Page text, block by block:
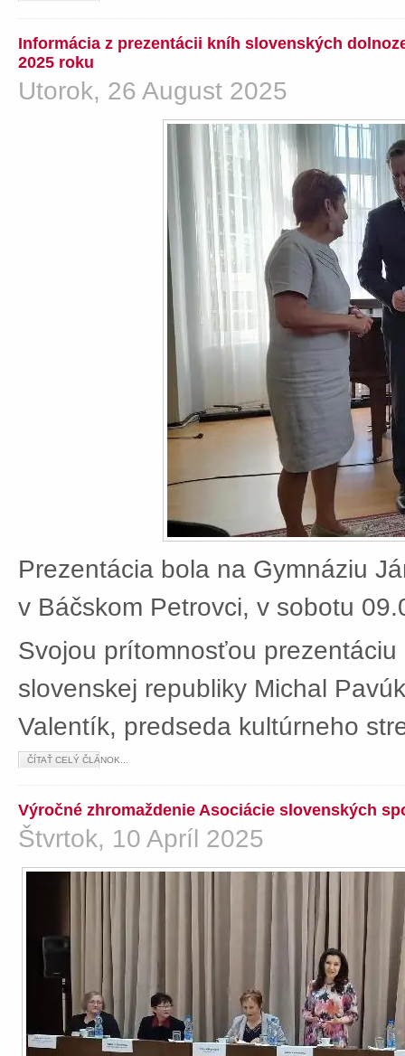
Informácia z prezentácii kníh slovenských
2025 roku
Utorok, 26 August 2025
Prezentácia bola na Gymnáziu
v Báčskom Petrovci, v sobotu
Svojou prítomnosťou
slovenskej republiky Michal
Valentík, predseda kultúrneho
ČÍTAŤ CELÝ ČLÁNOK...
Výročné zhromaždenie Asociácie slovenských
Štvrtok, 10 Apríl 2025